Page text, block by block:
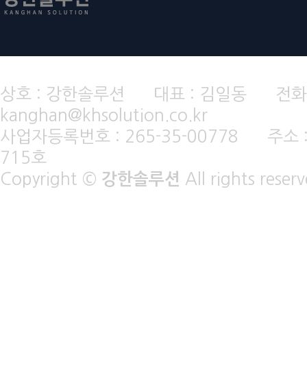
상호 : 강한솔루션 대표 : 김일동 전
kanghan@khsolution.co.kr
사업자등록번호 : 265-35-00778 주소 :
715호
Copyright © 강한솔루션 All rights